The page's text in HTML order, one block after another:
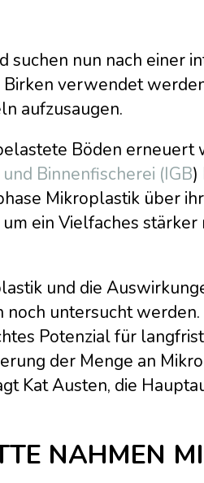
nun nach einer
verwendet
aufzusaugen.
Böden erneuert
Binnenfischerei (IGB)
Mikroplastik über
ein Vielfaches
und die
noch untersucht
Potenzial für
der Menge an
Kat Austen, die
NAHMEN